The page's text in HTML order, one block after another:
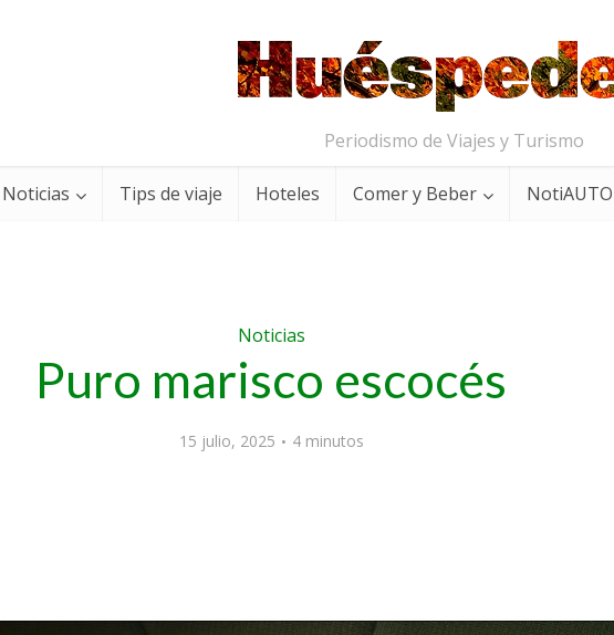
Periodismo de Viajes y Turismo
Noticias Tips de viaje Hoteles Comer y Beber NotiAUTO
Noticias
Puro marisco escocés
15 julio, 2025 4 minutos